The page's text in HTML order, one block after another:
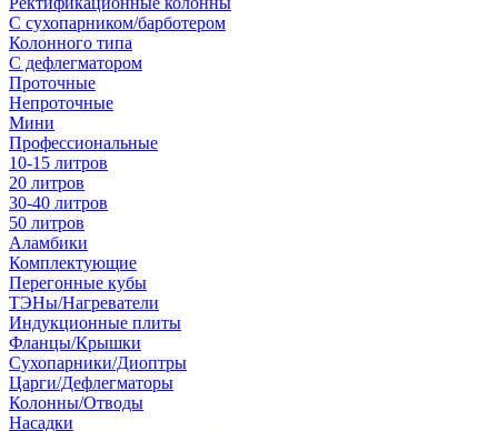
С сухопарником/барботером
Колонного типа
С дефлегматором
Проточные
Непроточные
Мини
Профессиональные
10-15 литров
20 литров
30-40 литров
50 литров
Аламбики
Комплектующие
Перегонные кубы
ТЭНы/Нагреватели
Индукционные плиты
Фланцы/Крышки
Сухопарники/Диоптры
Царги/Дефлегматоры
Колонны/Отводы
Насадки